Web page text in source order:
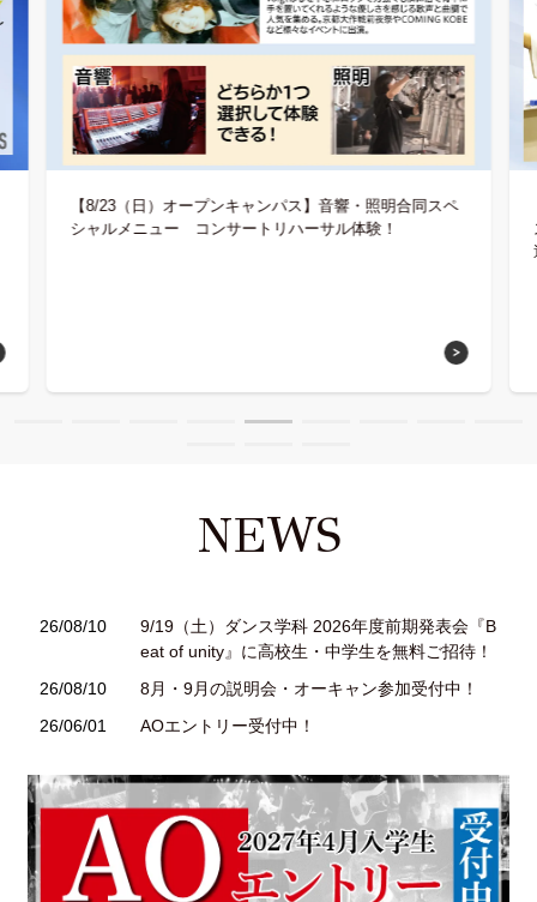
留学生の方へ
保護者の方へ
人材発掘担当の方へ
【8/23（日）オープンキャンパス】音響・照明合同スペ
シャルメニュー コンサートリハーサル体験！
NEWS
26/08/10
9/19（土）ダンス学科 2026年度前期発表会『B
eat of unity』に高校生・中学生を無料ご招待！
26/08/10
8月・9月の説明会・オーキャン参加受付中！
26/06/01
AOエントリー受付中！